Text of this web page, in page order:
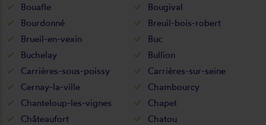
Bouafle
Bougival
Bourdonné
Breuil-bois-robert
Brueil-en-vexin
Buc
Buchelay
Bullion
Carrières-sous-poissy
Carrières-sur-seine
Cernay-la-ville
Chambourcy
Chanteloup-les-vignes
Chapet
Châteaufort
Chatou